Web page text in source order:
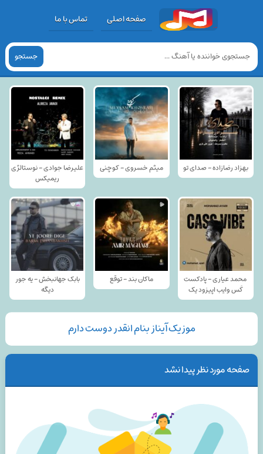
صفحه اصلی تماس با ما
جستجو
بهزاد رضازاده - صدای تو میثم خسروی - کوچنی
علیرضا جوادی - نوستالژی
ریمیکس
محمد عیاری - پادکست
کَس وایب اپیزود یک
ماکان بند - توقع
بابک جهانبخش - یه جور
دیگه
موزیک آیناز بنام انقدر دوست دارم
صفحه مورد نظر پیدا نشد